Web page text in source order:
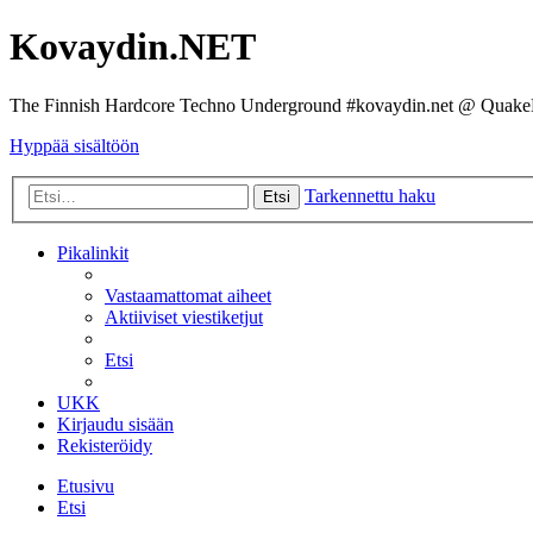
Kovaydin.NET
The Finnish Hardcore Techno Underground #kovaydin.net @
Hyppää sisältöön
Etsi Tarkennettu haku
Pikalinkit
Vastaamattomat aiheet
Aktiiviset viestiketjut
Etsi
UKK
Kirjaudu sisään
Rekisteröidy
Etusivu
Etsi